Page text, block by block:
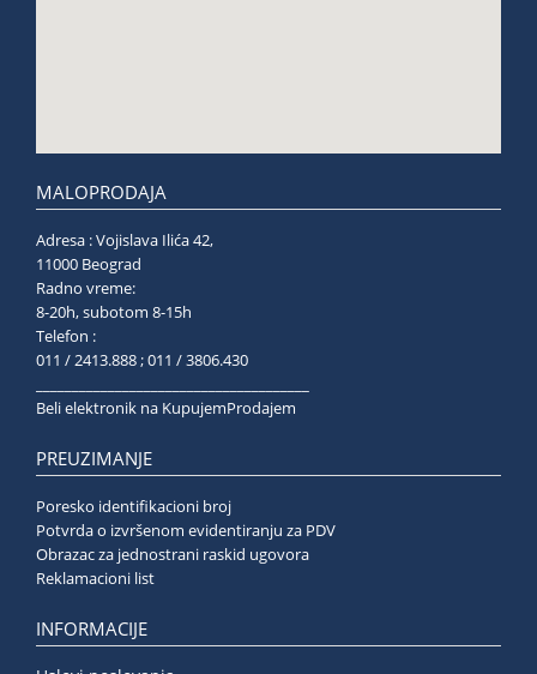
MALOPRODAJA
Adresa : Vojislava Ilića 42,
11000 Beograd
Radno vreme:
8-20h, subotom 8-15h
Telefon :
011 / 2413.888 ; 011 / 3806.430
Beli elektronik na KupujemProdajem
PREUZIMANJE
Poresko identifikacioni broj
Potvrda o izvršenom evidentiranju za PDV
Obrazac za jednostrani raskid ugovora
Reklamacioni list
INFORMACIJE